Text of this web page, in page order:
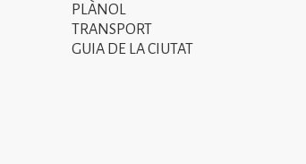
Segon
menú
PLÀNOL
TRANSPORT
GUIA DE LA CIUTAT